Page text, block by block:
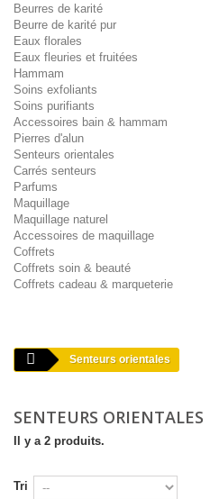
Beurres de karité
Beurre de karité pur
Eaux florales
Eaux fleuries et fruitées
Hammam
Soins exfoliants
Soins purifiants
Accessoires bain & hammam
Pierres d'alun
Senteurs orientales
Carrés senteurs
Parfums
Maquillage
Maquillage naturel
Accessoires de maquillage
Coffrets
Coffrets soin & beauté
Coffrets cadeau & marqueterie
Senteurs orientales
SENTEURS ORIENTALES
Il y a 2 produits.
Tri